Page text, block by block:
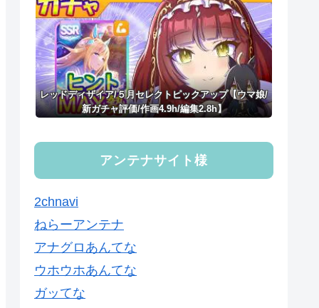
レッドディザイア/５月セレクトピックアップ【ウマ娘/
新ガチャ評価/作画4.9h/編集2.8h】
アンテナサイト様
2chnavi
ねらーアンテナ
アナグロあんてな
ウホウホあんてな
ガッてな